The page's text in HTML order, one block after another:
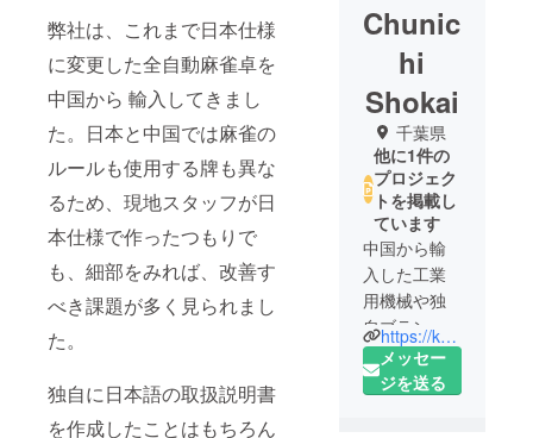
弊社は、これまで日本仕様
に変更した全自動麻雀卓を
中国から 輸入してきまし
た。日本と中国では麻雀の
ルールも使用する牌も異な
るため、現地スタッフが日
本仕様で作ったつもりで
も、細部をみれば、改善す
べき課題が多く見られまし
た。
独自に日本語の取扱説明書
を作成したことはもちろん
Chunic
hi
Shokai
千葉県
他に1件の
プロジェク
トを掲載し
ています
中国から輸
入した工業
用機械や独
自ブランド
(SELECT
BIKE)の自転
https://koguya.com/
メッセー
ジを送る